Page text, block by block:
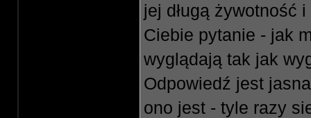
jej długą żywotność
Ciebie pytanie - jak
wyglądają tak jak
Odpowiedź jest
ono jest - tyle razy